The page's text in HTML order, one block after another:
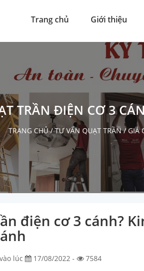
Trang chủ Giới thiệu
TRẦN ĐIỆN CƠ 3
TRANG CHỦ/TƯ VẤN QUẠT TRẦN/GIÁ
điện cơ 3 cánh?
vào lúc 17/08/2022 -
7584